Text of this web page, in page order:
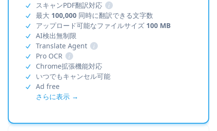
スキャンPDF翻訳対応
i
最大 100,000 同時に翻訳できる文字数
アップロード可能なファイルサイズ 100 MB
AI検出無制限
Translate Agent
i
Pro OCR
i
Chrome拡張機能対応
いつでもキャンセル可能
Ad free
さらに表示 →